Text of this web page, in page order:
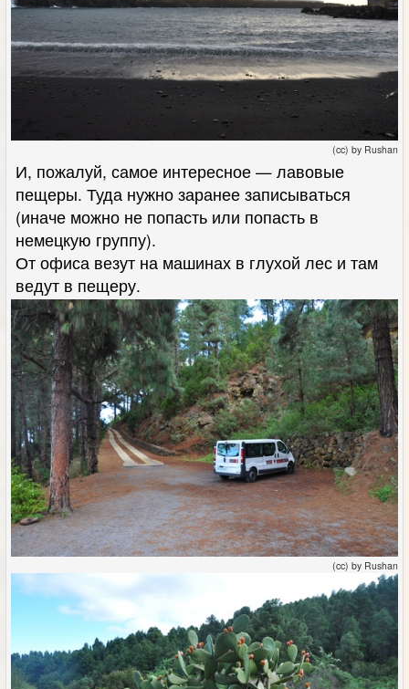
(cc) by Rushan
И, пожалуй, самое интересное — лавовые
пещеры. Туда нужно заранее записываться
(иначе можно не попасть или попасть в
немецкую группу).
От офиса везут на машинах в глухой лес и там
ведут в пещеру.
(cc) by Rushan